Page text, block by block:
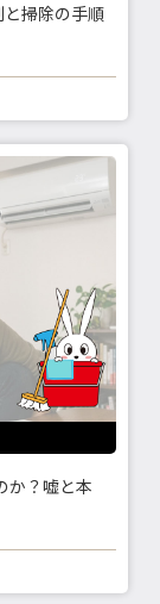
掃除の手順
か？嘘と本